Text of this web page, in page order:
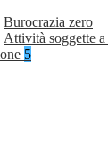
Burocrazia zero
Attività soggette
5